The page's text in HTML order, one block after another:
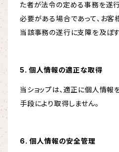
た者が法令の定める事務を遂
必要がある場合であって、お客
当該事務の遂行に支障を及ぼ
5. 個人情報の適正な取得
当ショップは、適正に個人情報
手段により取得しません。
6. 個人情報の安全管理